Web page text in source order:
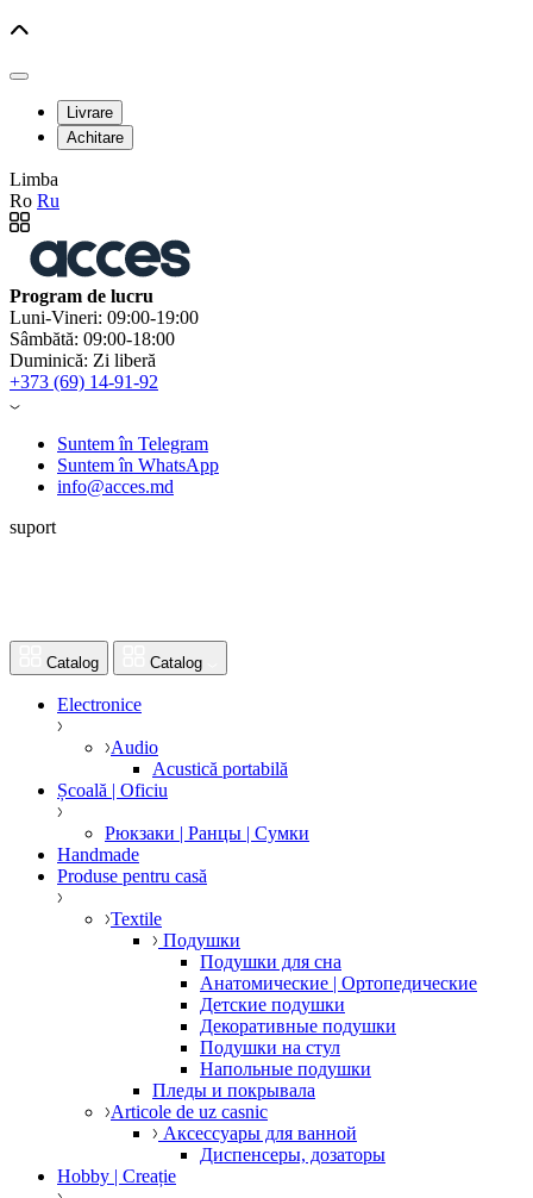
Livrare
Achitare
Limba
Ro Ru
Program de lucru
Luni-Vineri: 09:00-19:00
Sâmbătă: 09:00-18:00
Duminică: Zi liberă
+373 (69) 14-91-92
Suntem în Telegram
Suntem în WhatsApp
info@acces.md
suport
Catalog Catalog
Electronice
Audio
Acustică portabilă
Școală | Oficiu
Рюкзаки | Ранцы | Сумки
Handmade
Produse pentru casă
Textile
Подушки
Подушки для сна
Анатомические | Ортопедические
Детские подушки
Декоративные подушки
Подушки на стул
Напольные подушки
Пледы и покрывала
Articole de uz casnic
Аксессуары для ванной
Диспенсеры, дозаторы
Hobby | Creație